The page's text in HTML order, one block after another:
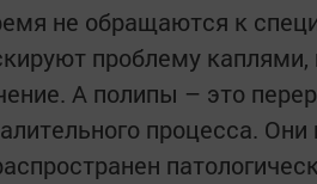
не обращаются к
проблему каплями,
А полипы – это
процесса.